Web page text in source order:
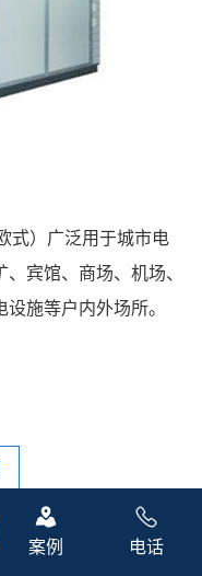
式）广泛用于城市电
宾馆、商场、机场、
施等户内外场所。
案例 电话